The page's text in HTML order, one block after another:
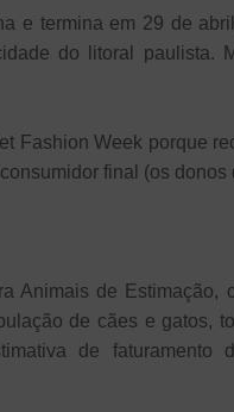
e termina em 29 de
do litoral paulista.
Fashion Week porque
final (os donos
Animais de Estimação,
de cães e gatos,
de